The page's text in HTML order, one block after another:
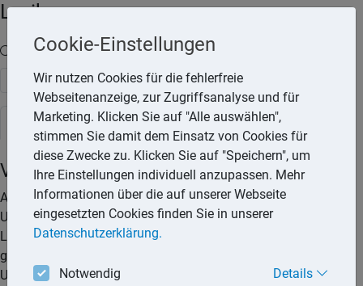
Lexika
Volltext-Suche in den Lexika
Suchen
Steuerlexikon
Vorsteuer
Als Vorsteuer wird die Umsatzsteuer bezeichnet, die einem
Unternehmer beim Erwerb von Lieferungen oder sonstigen
Leistungen in Rechnung gestellt wird. Die in Rechnung
gestellte Umsatzsteuer können Unternehmer mit der
Umsatzsteuer, die sie auf ihre Lieferungen oder sonstigen
Cookie-Einstellungen
Wir nutzen Cookies für die fehlerfreie
Webseitenanzeige, zur Zugriffsanalyse und für
Marketing. Klicken Sie auf "Alle auswählen",
stimmen Sie damit dem Einsatz von Cookies für
diese Zwecke zu. Klicken Sie auf "Speichern", um
Ihre Einstellungen individuell anzupassen. Mehr
Informationen über die auf unserer Webseite
eingesetzten Cookies finden Sie in unserer
Datenschutzerklärung.
Notwendig Details